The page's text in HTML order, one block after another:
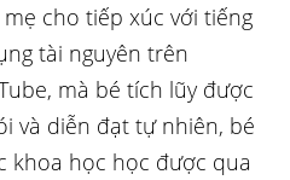
cho tiếp xúc với tiếng
tài nguyên trên
mà bé tích lũy được
và diễn đạt tự nhiên, bé
khoa học học được qua